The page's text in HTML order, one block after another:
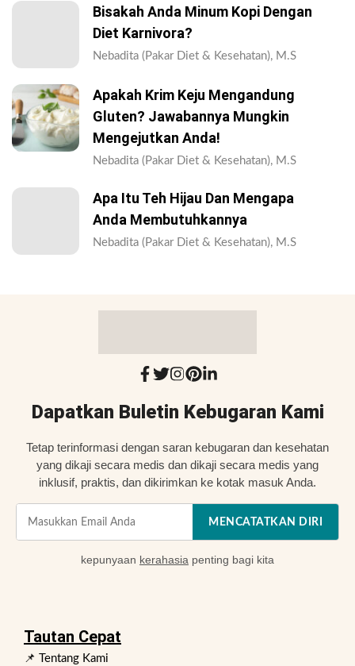
Bisakah Anda Minum Kopi Dengan
Diet Karnivora?
Nebadita (Pakar Diet & Kesehatan), M.S
Apakah Krim Keju Mengandung
Gluten? Jawabannya Mungkin
Mengejutkan Anda!
Nebadita (Pakar Diet & Kesehatan), M.S
Apa Itu Teh Hijau Dan Mengapa
Anda Membutuhkannya
Nebadita (Pakar Diet & Kesehatan), M.S
Dapatkan Buletin Kebugaran Kami
Tetap terinformasi dengan saran kebugaran dan kesehatan
yang dikaji secara medis dan dikaji secara medis yang
inklusif, praktis, dan dikirimkan ke kotak masuk Anda.
MENCATATKAN DIRI
kepunyaan kerahasia penting bagi kita
Tautan Cepat
📌 Tentang Kami